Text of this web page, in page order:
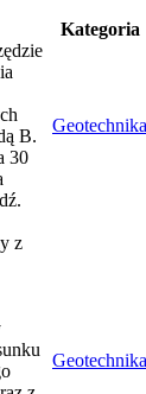
Kategoria
B.
30
Geotechnika
z
Geotechnika